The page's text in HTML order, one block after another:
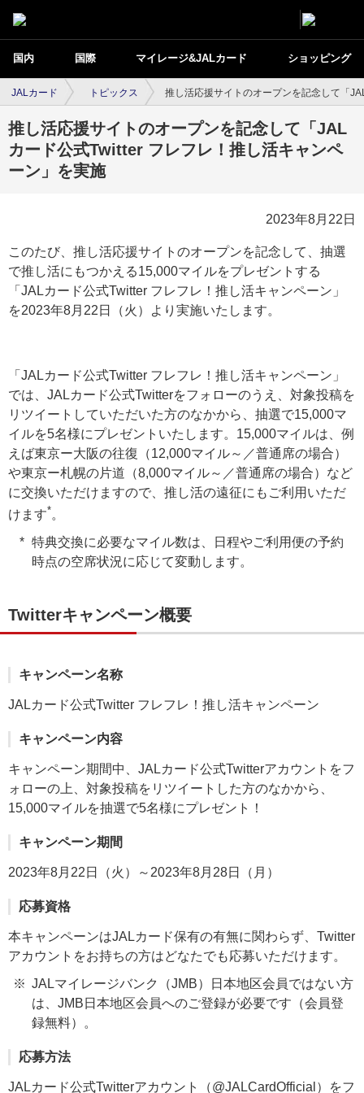
国内 国際 マイレージ&JALカード ショッピング
JALカード トピックス 推し活応援サイトのオープンを記念して「
推し活応援サイトのオープンを記念して「JAL
カード公式Twitter フレフレ！推し活キャンペ
ーン」を実施
2023年8月22日
このたび、推し活応援サイトのオープンを記念して、抽選
で推し活にもつかえる15,000マイルをプレゼントする
「JALカード公式Twitter フレフレ！推し活キャンペーン」
を2023年8月22日（火）より実施いたします。
「JALカード公式Twitter フレフレ！推し活キャンペーン」
では、JALカード公式Twitterをフォローのうえ、対象投稿を
リツイートしていただいた方のなかから、抽選で15,000マ
イルを5名様にプレゼントいたします。15,000マイルは、例
えば東京ー大阪の往復（12,000マイル～／普通席の場合）
や東京ー札幌の片道（8,000マイル～／普通席の場合）など
に交換いただけますので、推し活の遠征にもご利用いただ
けます*。
特典交換に必要なマイル数は、日程やご利用便の予約
時点の空席状況に応じて変動します。
Twitterキャンペーン概要
キャンペーン名称
JALカード公式Twitter フレフレ！推し活キャンペーン
キャンペーン内容
キャンペーン期間中、JALカード公式Twitterアカウントをフ
ォローの上、対象投稿をリツイートした方のなかから、
15,000マイルを抽選で5名様にプレゼント！
キャンペーン期間
2023年8月22日（火）～2023年8月28日（月）
応募資格
本キャンペーンはJALカード保有の有無に関わらず、Twitter
アカウントをお持ちの方はどなたでも応募いただけます。
JALマイレージバンク（JMB）日本地区会員ではない方
は、JMB日本地区会員へのご登録が必要です（会員登
録無料）。
応募方法
JALカード公式Twitterアカウント（@JALCardOfficial）をフ